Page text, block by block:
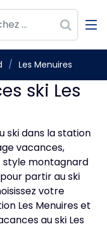
Les Menuires
ski Les
ski dans la station
vacances,
style montagnard
partir au ski
votre
Les Menuires et
au ski Les